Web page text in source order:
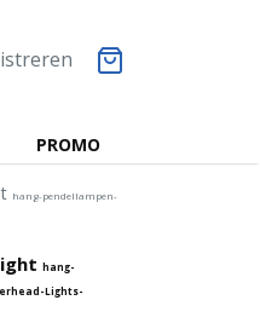
PROMO
hang-pendellampen-
hang-
Lights-